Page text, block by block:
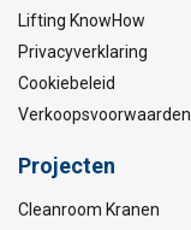
Lifting KnowHow
Privacyverklaring
Cookiebeleid
Verkoopsvoorwaarden
Projecten
Cleanroom Kranen